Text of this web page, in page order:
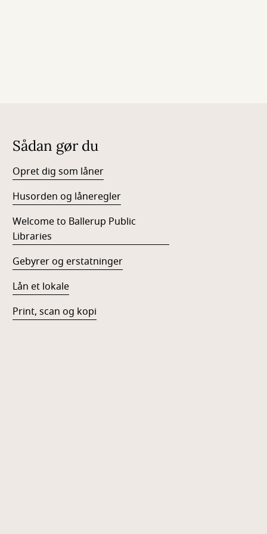
Sådan gør du
Opret dig som låner
Husorden og låneregler
Welcome to Ballerup Public
Libraries
Gebyrer og erstatninger
Lån et lokale
Print, scan og kopi